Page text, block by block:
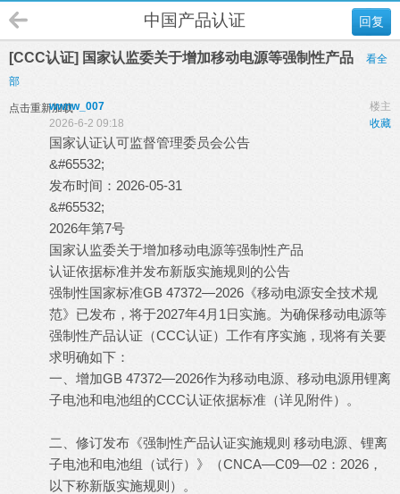
回复
中国产品认证
[CCC认证] 国家认监委关于增加移动电源等强制性产品
看全
部
点击重新加载 楼主
wwnw_007
收藏
2026-6-2 09:18
国家认证认可监督管理委员会公告
&#65532;
发布时间：2026-05-31
&#65532;
2026年第7号
国家认监委关于增加移动电源等强制性产品
认证依据标准并发布新版实施规则的公告
强制性国家标准GB 47372—2026《移动电源安全技术规
范》已发布，将于2027年4月1日实施。为确保移动电源等
强制性产品认证（CCC认证）工作有序实施，现将有关要
求明确如下：
一、增加GB 47372—2026作为移动电源、移动电源用锂离
子电池和电池组的CCC认证依据标准（详见附件）。
二、修订发布《强制性产品认证实施规则 移动电源、锂离
子电池和电池组（试行）》（CNCA—C09—02：2026，
以下称新版实施规则）。